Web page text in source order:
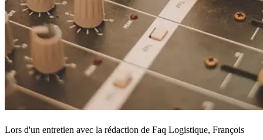
Lors d'un entretien avec la rédaction de Faq Logistique, François